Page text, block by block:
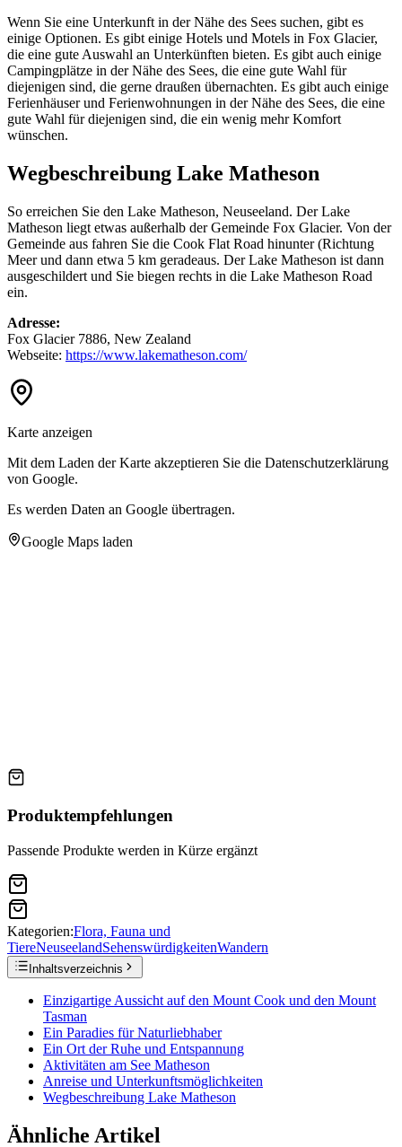
Wenn Sie eine Unterkunft in der Nähe des Sees suchen, gibt es
einige Optionen. Es gibt einige Hotels und Motels in Fox Glacier,
die eine gute Auswahl an Unterkünften bieten. Es gibt auch einige
Campingplätze in der Nähe des Sees, die eine gute Wahl für
diejenigen sind, die gerne draußen übernachten. Es gibt auch einige
Ferienhäuser und Ferienwohnungen in der Nähe des Sees, die eine
gute Wahl für diejenigen sind, die ein wenig mehr Komfort
wünschen.
Wegbeschreibung Lake Matheson
So erreichen Sie den Lake Matheson, Neuseeland. Der Lake
Matheson liegt etwas außerhalb der Gemeinde Fox Glacier. Von der
Gemeinde aus fahren Sie die Cook Flat Road hinunter (Richtung
Meer und dann etwa 5 km geradeaus. Der Lake Matheson ist dann
ausgeschildert und Sie biegen rechts in die Lake Matheson Road
ein.
Adresse:
Fox Glacier 7886, New Zealand
Webseite: https://www.lakematheson.com/
Karte anzeigen
Mit dem Laden der Karte akzeptieren Sie die Datenschutzerklärung
von Google.
Es werden Daten an Google übertragen.
Google Maps laden
Produktempfehlungen
Passende Produkte werden in Kürze ergänzt
Kategorien:Flora, Fauna und
TiereNeuseelandSehenswürdigkeitenWandern
Inhaltsverzeichnis
Einzigartige Aussicht auf den Mount Cook und den Mount
Tasman
Ein Paradies für Naturliebhaber
Ein Ort der Ruhe und Entspannung
Aktivitäten am See Matheson
Anreise und Unterkunftsmöglichkeiten
Wegbeschreibung Lake Matheson
Ähnliche Artikel